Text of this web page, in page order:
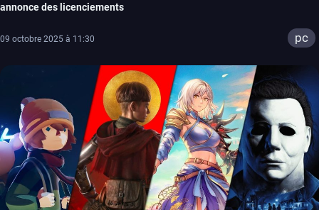
annonce des licenciements
09 octobre 2025 à 11:30 pc